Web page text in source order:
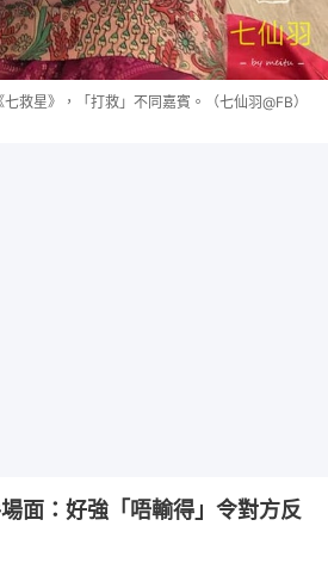
救星》，「打救」不同嘉賓。（七仙羽@FB）
面：好強「唔輸得」令對方反